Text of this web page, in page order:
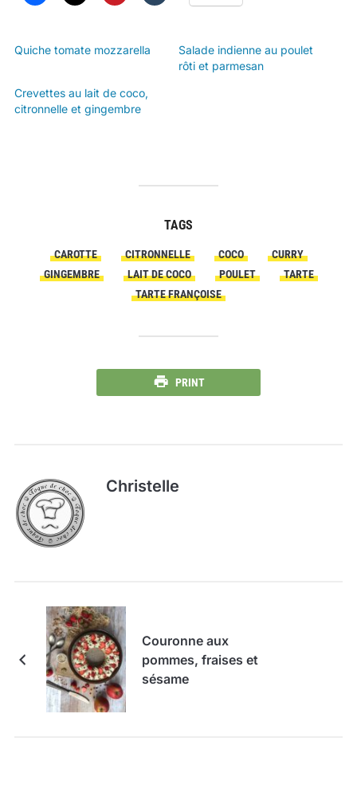
Quiche tomate mozzarella
Salade indienne au poulet
rôti et parmesan
Crevettes au lait de coco,
citronnelle et gingembre
TAGS
CAROTTE CITRONNELLE COCO
CURRY
GINGEMBRE
LAIT DE COCO POULET
TARTE
TARTE FRANÇOISE
PRINT
Christelle
Couronne aux
pommes, fraises et
sésame